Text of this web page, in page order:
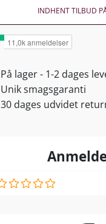
INDHENT TILBUD
På lager - 1-2 dages
Unik smagsgaranti
30 dages udvidet